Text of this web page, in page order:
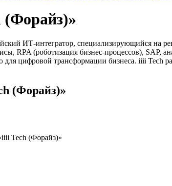
ИТ-интегратор, специализирующийся на
RPA (роботизация бизнес-процессов), SAP,
цифровой трансформации бизнеса. iiii Tech
(Форайз)»
Tech (Форайз)»